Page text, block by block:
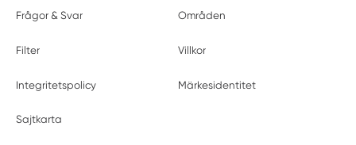
Frågor & Svar Områden
Filter Villkor
Integritetspolicy Märkesidentitet
Sajtkarta